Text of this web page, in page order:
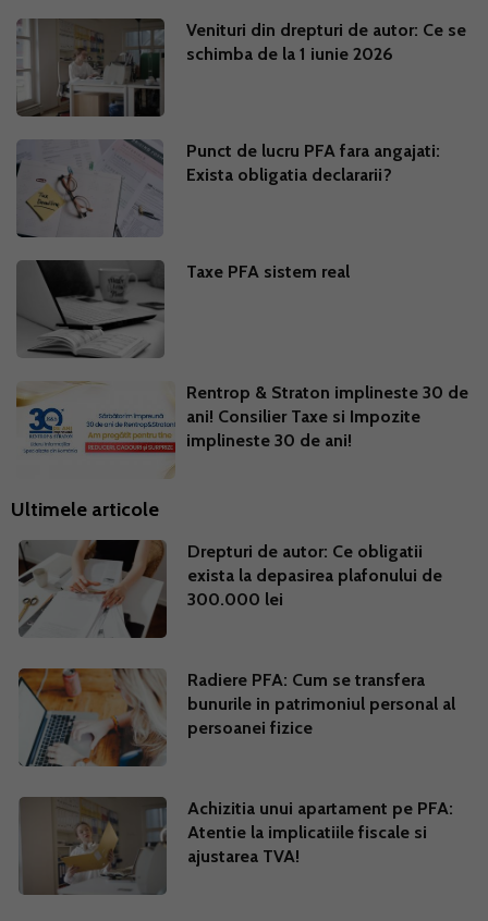
Venituri din drepturi de autor: Ce se
schimba de la 1 iunie 2026
Punct de lucru PFA fara angajati:
Exista obligatia declararii?
Taxe PFA sistem real
Rentrop & Straton implineste 30 de
ani! Consilier Taxe si Impozite
implineste 30 de ani!
Ultimele articole
Drepturi de autor: Ce obligatii
exista la depasirea plafonului de
300.000 lei
Radiere PFA: Cum se transfera
bunurile in patrimoniul personal al
persoanei fizice
Achizitia unui apartament pe PFA:
Atentie la implicatiile fiscale si
ajustarea TVA!